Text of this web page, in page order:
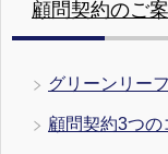
顧問契約のご
グリーンリー
顧問契約3つの